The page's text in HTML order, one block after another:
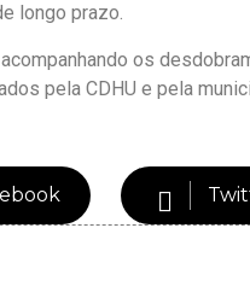
longo prazo.
os
pela CDHU e pela